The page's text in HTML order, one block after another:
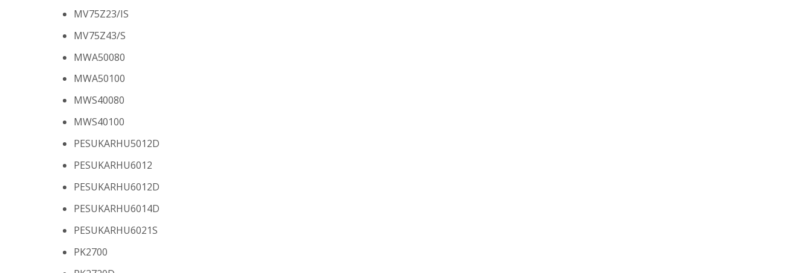
MV75Z23/IS
MV75Z43/S
MWA50080
MWA50100
MWS40080
MWS40100
PESUKARHU5012D
PESUKARHU6012
PESUKARHU6012D
PESUKARHU6014D
PESUKARHU6021S
PK2700